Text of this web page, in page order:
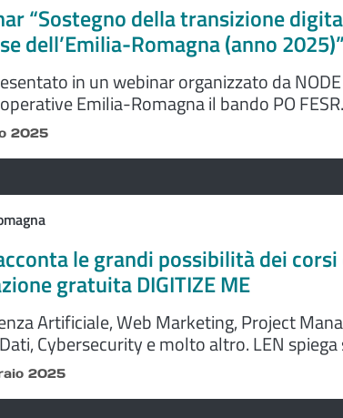
“Sostegno della transizione
dell’Emilia-Romagna (anno 2025)”
in un webinar organizzato da
Emilia-Romagna il bando PO FESR
della transizione digitale delle imprese
(anno 2025)”. L'evento è in programma
2025
le grandi possibilità dei corsi
gratuita DIGITIZE ME
Artificiale, Web Marketing, Project
Cybersecurity e molto altro. LEN spiega
grandi possibilità dei corsi di formazione
ME, finanziati dalla Regione Emilia-
2025